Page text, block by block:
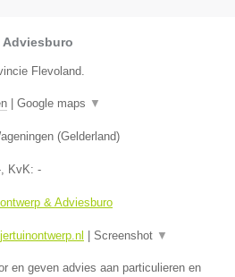
Adviesburo
Flevoland.
Google maps ▼
(Gelderland)
, KvK: -
& Adviesburo
Screenshot ▼
en geven advies aan particulieren en